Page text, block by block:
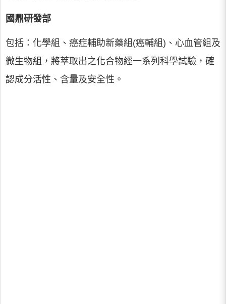
國鼎研發部
包括：化學組、癌症輔助新藥組(癌輔組)、心血管組及
微生物組，將萃取出之化合物經一系列科學試驗，確
認成分活性、含量及安全性。